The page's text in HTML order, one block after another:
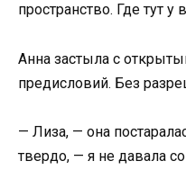
пространство. Где тут у
Анна застыла с
предисловий. Без
— Лиза, — она
твердо, — я не давала